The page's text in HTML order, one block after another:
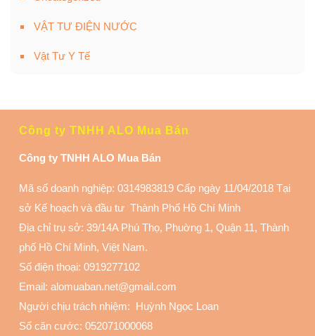
VẬT TƯ ĐIỆN NƯỚC
Vật Tư Y Tế
Công ty TNHH ALO Mua Bán
Công ty TNHH ALO Mua Bán
Mã số doanh nghiệp: 0314983819 Cấp ngày 11/04/2018 Tại
sở Kế hoạch và đầu tư Thành Phố Hồ Chí Minh
Địa chỉ trụ sở: 39/14A Phú Thọ, Phuờng 1, Quận 11, Thành
phố Hồ Chí Minh, Việt Nam.
Số điện thoại: 0919277102
Email: alomuaban.net@gmail.com
Người chịu trách nhiệm: Huỳnh Ngọc Loan
Số căn cước: 052071000068